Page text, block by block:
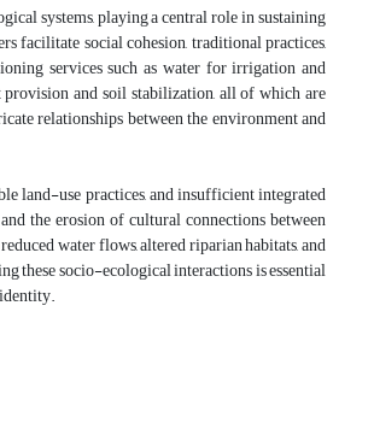
systems, playing a central role in sustaining
facilitate social cohesion, traditional practices,
services such as water for irrigation and
and soil stabilization, all of which are
relationships between the environment and
land-use practices, and insufficient integrated
the erosion of cultural connections between
water flows, altered riparian habitats, and
these socio-ecological interactions is essential